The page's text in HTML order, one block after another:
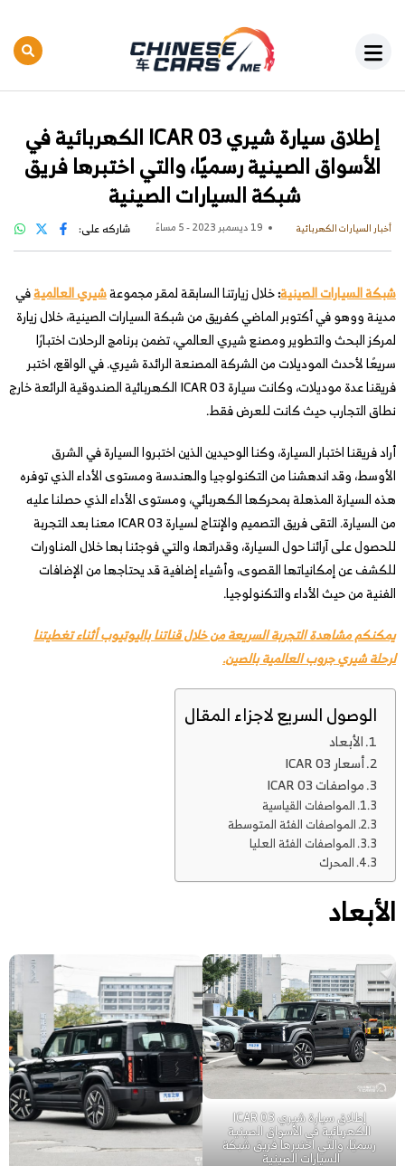
إطلاق سيارة شيري ICAR 03 الكهربائية في
الأسواق الصينية رسميًا، والتي اختبرها فريق
شبكة السيارات الصينية
أخبار السيارات الكهربائية 19 ديسمبر 2023 - 5 مساءً شاركه على:
شبكة السيارات الصينية:خلال زيارتنا السابقة لمقر مجموعةشيري العالميةفي
مدينة ووهو في أكتوبر الماضي كفريق من شبكة السيارات الصينية، خلال زيارة
لمركز البحث والتطوير ومصنع شيري العالمي، تضمن برنامج الرحلات اختبارًا
سريعًا لأحدث الموديلات من الشركة المصنعة الرائدة شيري. في الواقع، اختبر
فريقنا عدة موديلات، وكانت سيارة ICAR 03 الكهربائية الصندوقية الرائعة خارج
نطاق التجارب حيث كانت للعرض فقط.
أراد فريقنا اختبار السيارة، وكنا الوحيدين الذين اختبروا السيارة في الشرق
الأوسط، وقد اندهشنا من التكنولوجيا والهندسة ومستوى الأداء الذي توفره
هذه السيارة المذهلة بمحركها الكهربائي، ومستوى الأداء الذي حصلنا عليه
من السيارة. التقى فريق التصميم والإنتاج لسيارة ICAR 03 معنا بعد التجربة
للحصول على آرائنا حول السيارة، وقدراتها، والتي فوجئنا بها خلال المناورات
للكشف عن إمكانياتها القصوى، وأشياء إضافية قد يحتاجها من الإضافات
الفنية من حيث الأداء والتكنولوجيا.
يمكنكم مشاهدة التجربة السريعة من خلال قناتنا باليوتيوب أثناء تغطيتنا
لرحلة شيري جروب العالمية بالصين.
الوصول السريع لاجزاء المقال
الأبعاد
أسعار ICAR 03
مواصفات ICAR 03
المواصفات القياسية
المواصفات الفئة المتوسطة
المواصفات الفئة العليا
المحرك
الأبعاد
إطلاق سيارة شيري ICAR 03
الكهربائية في الأسواق الصينية
رسميًا، والتي اختبرها فريق شبكة
السيارات الصينية